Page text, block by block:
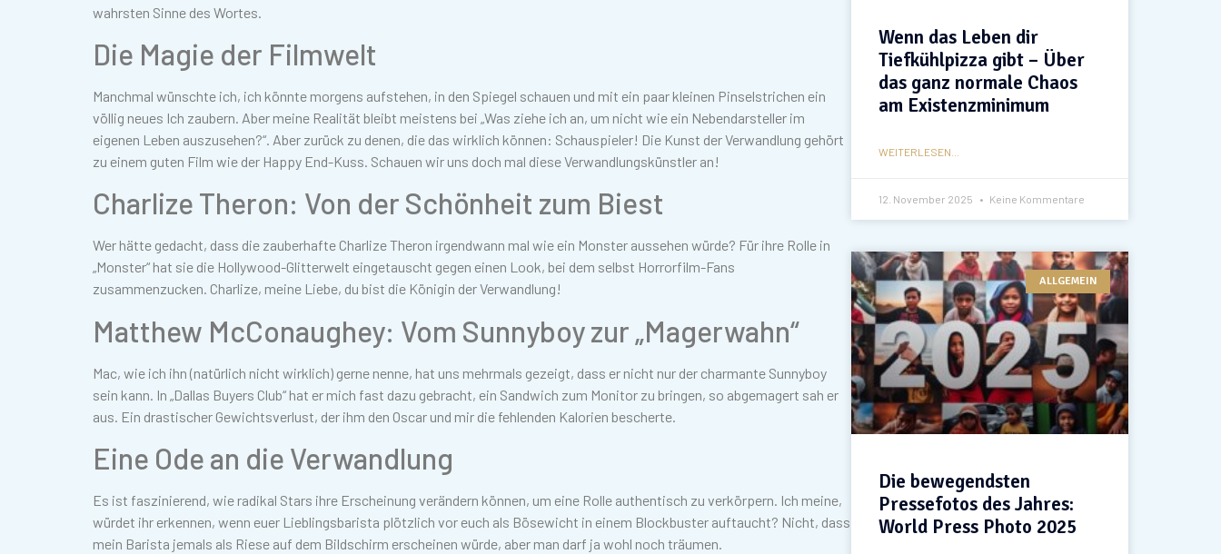
wahrsten Sinne des Wortes.
Die Magie der Filmwelt
Manchmal wünschte ich, ich könnte morgens aufstehen, in den Spiegel schauen und mit ein paar kleinen Pinselstrichen ein
völlig neues Ich zaubern. Aber meine Realität bleibt meistens bei „Was ziehe ich an, um nicht wie ein Nebendarsteller im
eigenen Leben auszusehen?“. Aber zurück zu denen, die das wirklich können: Schauspieler! Die Kunst der Verwandlung gehört
zu einem guten Film wie der Happy End-Kuss. Schauen wir uns doch mal diese Verwandlungskünstler an!
Charlize Theron: Von der Schönheit zum Biest
Wer hätte gedacht, dass die zauberhafte Charlize Theron irgendwann mal wie ein Monster aussehen würde? Für ihre Rolle in
„Monster“ hat sie die Hollywood-Glitterwelt eingetauscht gegen einen Look, bei dem selbst Horrorfilm-Fans
zusammenzucken. Charlize, meine Liebe, du bist die Königin der Verwandlung!
Matthew McConaughey: Vom Sunnyboy zur „Magerwahn“
Mac, wie ich ihn (natürlich nicht wirklich) gerne nenne, hat uns mehrmals gezeigt, dass er nicht nur der charmante Sunnyboy
sein kann. In „Dallas Buyers Club“ hat er mich fast dazu gebracht, ein Sandwich zum Monitor zu bringen, so abgemagert sah er
aus. Ein drastischer Gewichtsverlust, der ihm den Oscar und mir die fehlenden Kalorien bescherte.
Eine Ode an die Verwandlung
Es ist faszinierend, wie radikal Stars ihre Erscheinung verändern können, um eine Rolle authentisch zu verkörpern. Ich meine,
würdet ihr erkennen, wenn euer Lieblingsbarista plötzlich vor euch als Bösewicht in einem Blockbuster auftaucht? Nicht, dass
mein Barista jemals als Riese auf dem Bildschirm erscheinen würde, aber man darf ja wohl noch träumen.
Wenn das Leben dir
Tiefkühlpizza gibt – Über
das ganz normale Chaos
am Existenzminimum
WEITERLESEN...
12. November 2025 Keine Kommentare
ALLGEMEIN
Die bewegendsten
Pressefotos des Jahres:
World Press Photo 2025